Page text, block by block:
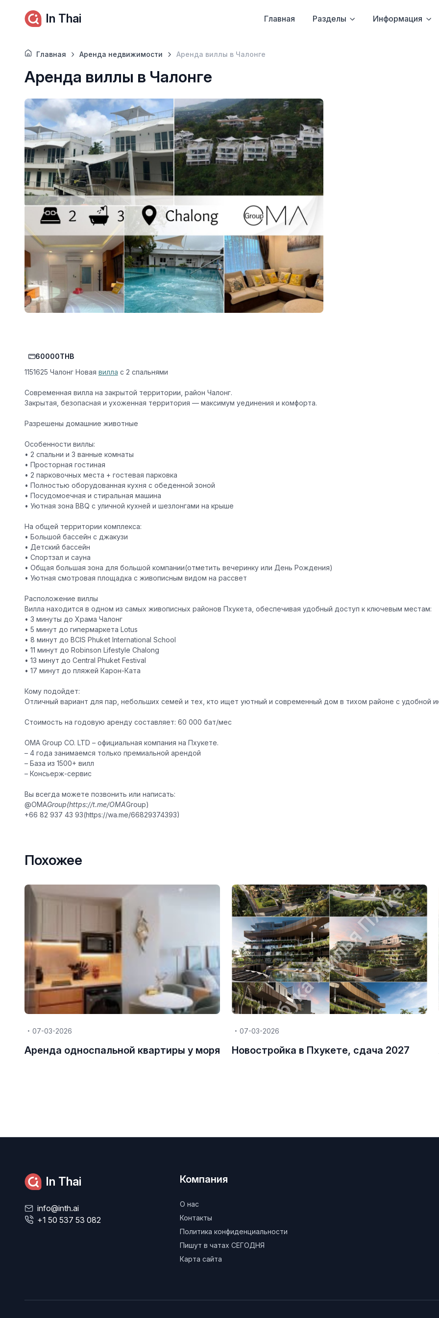
In Thai Главная Разделы Информация
Главная Аренда недвижимости Аренда виллы в Чалонге
Аренда виллы в Чалонге
60000THB
1151625 Чалонг Новая вилла с 2 спальнями
Современная вилла на закрытой территории, район Чалонг.
Закрытая, безопасная и ухоженная территория — максимум уединения и комфорта.
Разрешены домашние животные
Особенности виллы:
• 2 спальни и 3 ванные комнаты
• Просторная гостиная
• 2 парковочных места + гостевая парковка
• Полностью оборудованная кухня с обеденной зоной
• Посудомоечная и стиральная машина
• Уютная зона BBQ с уличной кухней и шезлонгами на крыше
На общей территории комплекса:
• Большой бассейн с джакузи
• Детский бассейн
• Спортзал и сауна
• Общая большая зона для большой компании(отметить вечеринку или День Рождения)
• Уютная смотровая площадка с живописным видом на рассвет
Расположение виллы
Вилла находится в одном из самых живописных районов Пхукета, обеспечивая удобный доступ к ключевым местам:
• 3 минуты до Храма Чалонг
• 5 минут до гипермаркета Lotus
• 8 минут до BCIS Phuket International School
• 11 минут до Robinson Lifestyle Chalong
• 13 минут до Central Phuket Festival
• 17 минут до пляжей Карон-Ката
Кому подойдет:
Отличный вариант для пар, небольших семей и тех, кто ищет уютный и современный дом в тихом районе с удобной
Стоимость на годовую аренду составляет: 60 000 бат/мес
OMA Group CO. LTD – официальная компания на Пхукете.
– 4 года занимаемся только премиальной арендой
– База из 1500+ вилл
– Консьерж-сервис
Вы всегда можете позвонить или написать:
@OMAGroup(https://t.me/OMAGroup)
+66 82 937 43 93(https://wa.me/66829374393)
Похожее
07-03-2026
Аренда односпальной квартиры у моря
07-03-2026
Новостройка в Пхукете, сдача 2027
In Thai
info@inth.ai
+1 50 537 53 082
Компания
О нас
Контакты
Политика конфиденциальности
Пишут в чатах СЕГОДНЯ
Карта сайта